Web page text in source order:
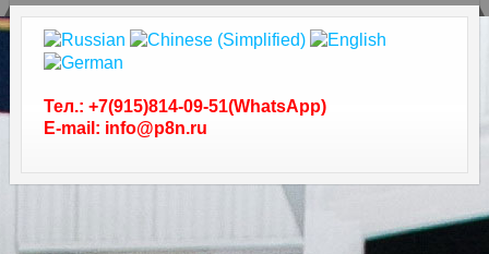
Тел.: +7(915)814-09-51(WhatsApp)
E-mail: info@p8n.ru